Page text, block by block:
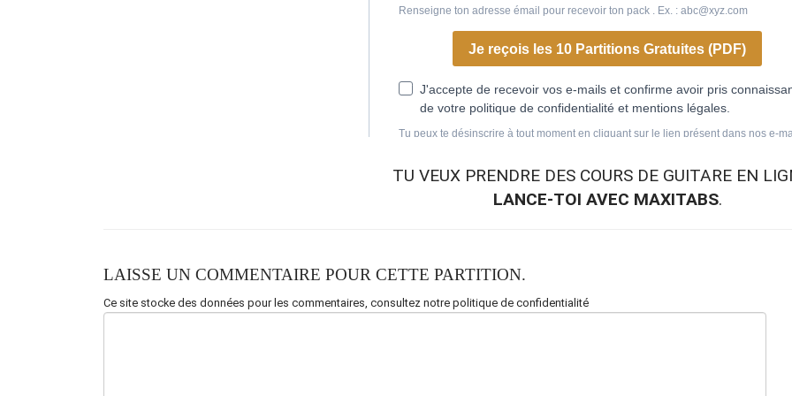
TU VEUX PRENDRE DES COURS DE GUITARE EN
LANCE-TOI AVEC MAXITABS.
LAISSE UN COMMENTAIRE POUR CETTE PARTITION.
Ce site stocke des données pour les commentaires, consultez notre politique de confidentialité